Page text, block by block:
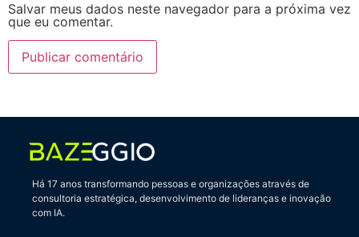
Salvar meus dados neste navegador para a próxima vez
que eu comentar.
Há 17 anos transformando pessoas e organizações através de
consultoria estratégica, desenvolvimento de lideranças e inovação
com IA.